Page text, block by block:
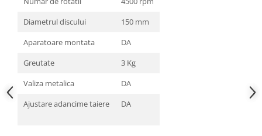
Masini de spalat vase
independente
Pirostrii & Arzatoare
Plasa umbrire
Diametrul discului
150 mm
Aparatoare montata
DA
Greutate
3 Kg
Valiza metalica
DA
Ajustare adancime taiere
DA